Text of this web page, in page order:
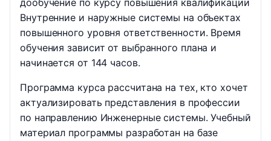
дообучение по курсу повышения квалификации
Внутренние и наружные системы на объектах
повышенного уровня ответственности. Время
обучения зависит от выбранного плана и
начинается от 144 часов.
Программа курса рассчитана на тех, кто хочет
актуализировать представления в профессии
по направлению Инженерные системы. Учебный
материал программы разработан на базе